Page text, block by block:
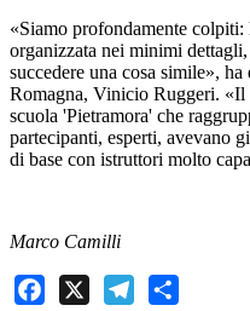
«Siamo profondamente colpiti:
organizzata nei minimi
succedere una cosa simile»,
Romagna, Vinicio Ruggeri. «Il
scuola 'Pietramora' che
partecipanti, esperti, avevano
di base con istruttori molto
Marco Camilli